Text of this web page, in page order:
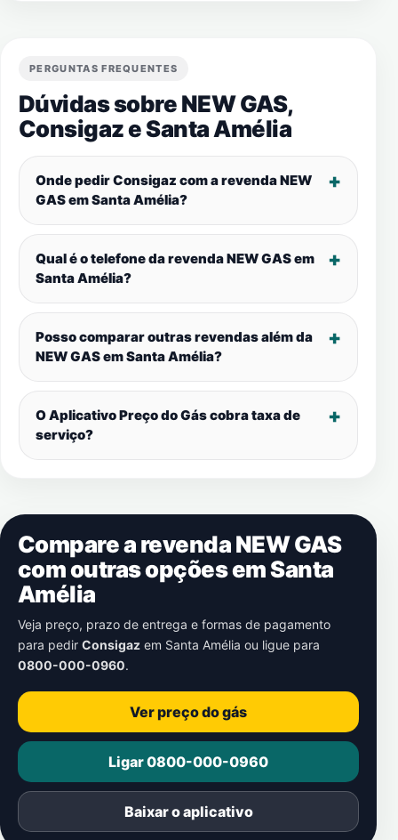
PERGUNTAS FREQUENTES
Dúvidas sobre NEW GAS,
Consigaz eSanta Amélia
Onde pedir Consigaz com a revenda NEW
GAS emSanta Amélia?
Qual é o telefone da revenda NEW GAS em
Santa Amélia?
Posso comparar outras revendas além da
NEW GAS emSanta Amélia?
O Aplicativo Preço do Gás cobra taxa de
serviço?
Compare a revenda NEW GAS
com outras opções emSanta
Amélia
Veja preço, prazo de entrega e formas de pagamento
para pedir Consigaz em Santa Amélia ou ligue para
0800-000-0960.
Ver preço do gás
Ligar 0800-000-0960
Baixar o aplicativo